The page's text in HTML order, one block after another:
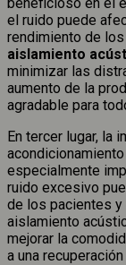
el ruido puede
rendimiento de
aislamiento
minimizar las
aumento de la
agradable para
En tercer lugar, la
especialmente
ruido excesivo
de los pacientes y
aislamiento
mejorar la
a una